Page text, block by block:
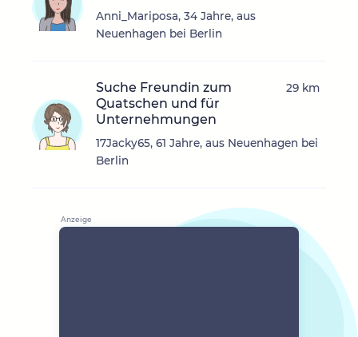
Anni_Mariposa, 34 Jahre, aus
Neuenhagen bei Berlin
Suche Freundin zum
Quatschen und für
Unternehmungen
17Jacky65, 61 Jahre, aus Neuenhagen bei
Berlin
29 km